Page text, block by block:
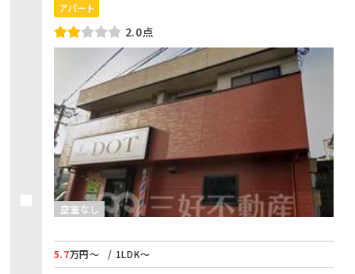
アパート
2.0点
空室なし
5.7万円～
/ 1LDK～